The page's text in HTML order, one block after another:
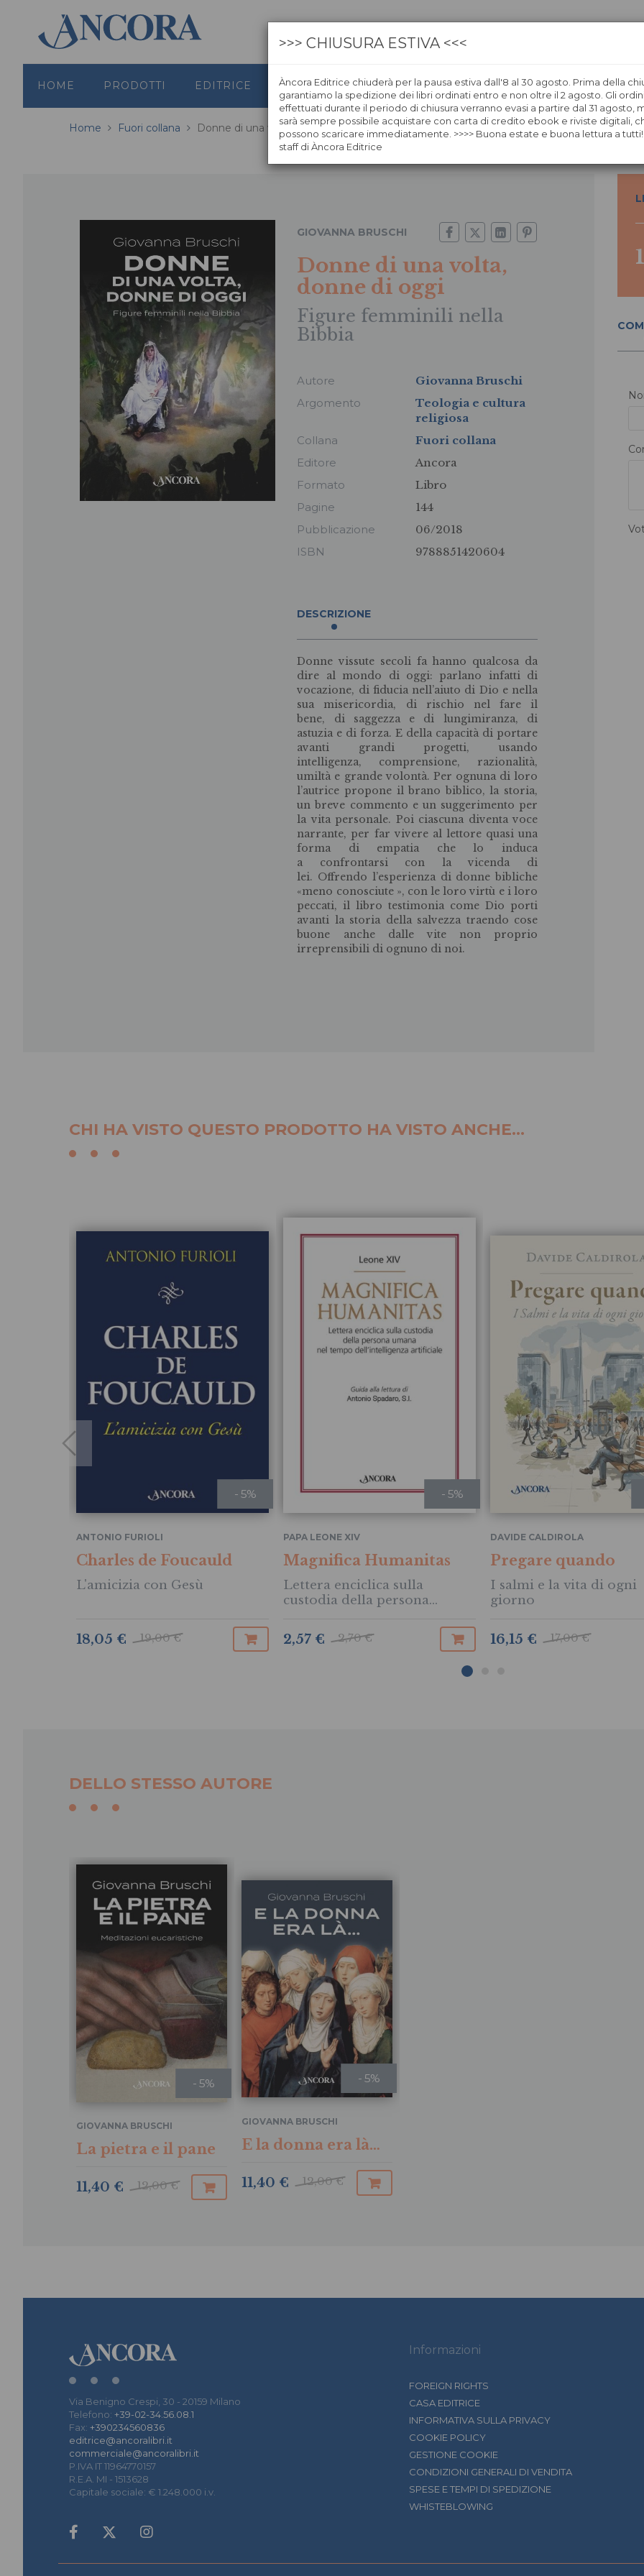
HOME PRODOTTI EDITRICE GRAFICA LIBRERIE ÀNCORAWOW
Home Fuori collana Donne di una volta, donne di oggi
GIOVANNA BRUSCHI
Donne di una volta,
donne di oggi
Figure femminili nella
Bibbia
Autore
Giovanna Bruschi
Argomento
Teologia e cultura
religiosa
Collana
Fuori collana
Editore
Ancora
Formato
Libro
Pagine
144
Pubblicazione
06/2018
ISBN
9788851420604
DESCRIZIONE
Donne vissute secoli fa hanno qualcosa da
dire al mondo di oggi: parlano infatti di
vocazione, di fiducia nell’aiuto di Dio e nella
sua misericordia, di rischio nel fare il
bene, di saggezza e di lungimiranza, di
astuzia e di forza. E della capacità di portare
avanti grandi progetti, usando
intelligenza, comprensione, razionalità,
umiltà e grande volontà. Per ognuna di loro
l’autrice propone il brano biblico, la storia,
un breve commento e un suggerimento per
la vita personale. Poi ciascuna diventa voce
narrante, per far vivere al lettore quasi una
forma di empatia che lo induca
a confrontarsi con la vicenda di
lei. Offrendo l’esperienza di donne bibliche
«meno conosciute », con le loro virtù e i loro
peccati, il libro testimonia come Dio porti
avanti la storia della salvezza traendo cose
buone anche dalle vite non proprio
irreprensibili di ognuno di noi.
CHI HA VISTO QUESTO PRODOTTO HA VISTO ANCHE...
- 5%
ANTONIO FURIOLI
Charles de Foucauld
L'amicizia con Gesù
19,00 €
18,05 €
- 5%
PAPA LEONE XIV
Magnifica Humanitas
Lettera enciclica sulla
custodia della persona
dell’intelligenza artificiale
2,70 €
2,57 €
DAVIDE CALDIROLA
Pregare quando
I salmi e la vita di ogni
giorno
17,00 €
16,15 €
DELLO STESSO AUTORE
- 5%
GIOVANNA BRUSCHI
La pietra e il pane
12,00 €
11,40 €
- 5%
GIOVANNA BRUSCHI
E la donna era là…
12,00 €
11,40 €
Via Benigno Crespi, 30 - 20159 Milano
Telefono: +39-02-34.56.08.1
Fax: +390234560836
editrice@ancoralibri.it
commerciale@ancoralibri.it
P.IVA IT 11964770157
R.E.A. MI - 1513628
Capitale sociale: € 1.248.000 i.v.
Informazioni
FOREIGN RIGHTS
CASA EDITRICE
INFORMATIVA SULLA PRIVACY
COOKIE POLICY
GESTIONE COOKIE
CONDIZIONI GENERALI DI VENDITA
SPESE E TEMPI DI SPEDIZIONE
WHISTEBLOWING
>>> CHIUSURA ESTIVA <<<
Àncora Editrice chiuderà per la pausa estiva dall'8 al 30 agosto. Prima della
garantiamo la spedizione dei libri ordinati entro e non oltre il 2 agosto. Gli
effettuati durante il periodo di chiusura verranno evasi a partire dal 31 agosto,
sarà sempre possibile acquistare con carta di credito ebook e riviste digitali,
possono scaricare immediatamente. >>>> Buona estate e buona lettura a tutti!
staff di Àncora Editrice